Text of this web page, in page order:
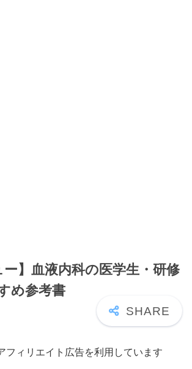
ー】血液内科の医学生・研修
め参考書
フィリエイト広告を利用しています